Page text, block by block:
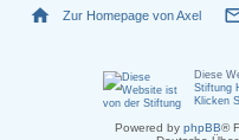
home Zur Homepage von Axel
Diese
Stiftung
Klicken
Powered by phpBB®